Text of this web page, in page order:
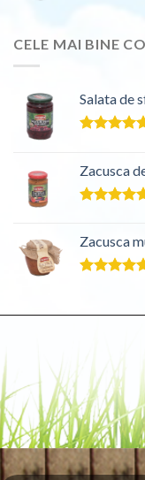
CELE MAI BINE
Salata de
Zacusca
Zacusca